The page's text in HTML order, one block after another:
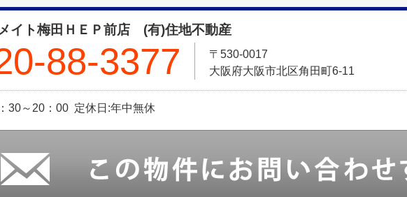
イト梅田ＨＥＰ前店 (有)住地不動産
88-3377
〒530-0017
大阪府大阪市北区角田町6-11
30～20：00 定休日:年中無休